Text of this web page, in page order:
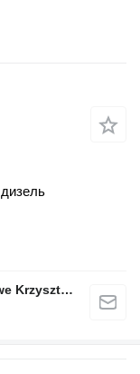
дизель
PRENTKI Przedsiębiorstwo Wielobranżowe Krzysztof Prentki